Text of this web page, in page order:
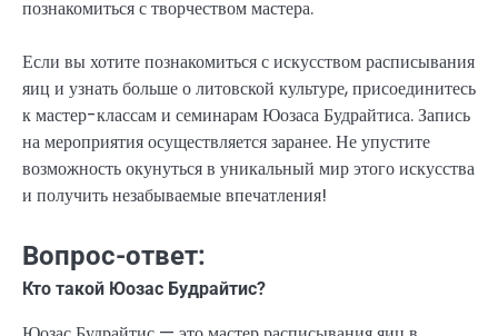
познакомиться с творчеством мастера.
Если вы хотите познакомиться с искусством расписывания
яиц и узнать больше о литовской культуре, присоединитесь
к мастер-классам и семинарам Юозаса Будрайтиса. Запись
на мероприятия осуществляется заранее. Не упустите
возможность окунуться в уникальный мир этого искусства
и получить незабываемые впечатления!
Вопрос-ответ:
Кто такой Юозас Будрайтис?